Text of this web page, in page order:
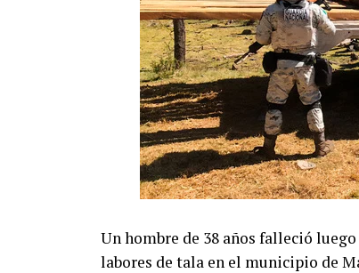
Un hombre de 38 años falleció
labores de tala en el municipio de